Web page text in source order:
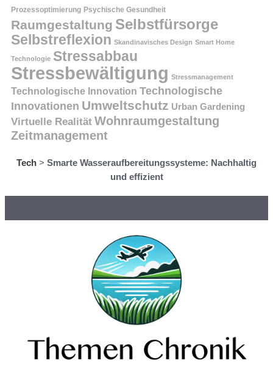
Prozessoptimierung Psychische Gesundheit
Raumgestaltung Selbstfürsorge
Selbstreflexion Skandinavisches Design Smart Home
Technologie Stressabbau
Stressbewältigung Stressmanagement
Technologische Innovation Technologische
Innovationen Umweltschutz Urban Gardening
Virtuelle Realität Wohnraumgestaltung
Zeitmanagement
Tech > Smarte Wasseraufbereitungssysteme: Nachhaltig
und effizient